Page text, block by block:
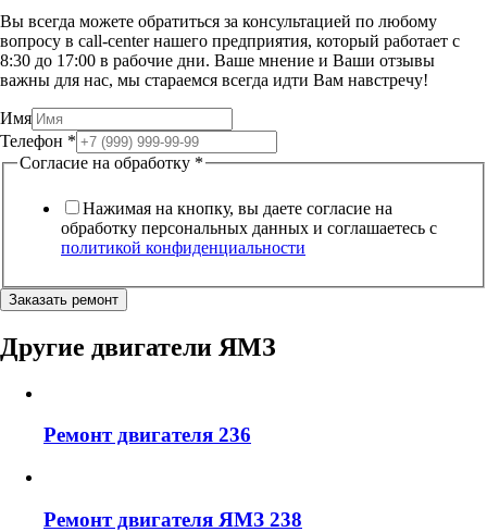
Вы всегда можете обратиться за консультацией по любому
вопросу в call-center нашего предприятия, который работает c
8:30 до 17:00 в рабочие дни. Ваше мнение и Ваши отзывы
важны для нас, мы стараемся всегда идти Вам навстречу!
Имя
Телефон *
Согласие на обработку *
Нажимая на кнопку, вы даете согласие на
обработку персональных данных и соглашаетесь c
политикой конфиденциальности
Заказать ремонт
Другие двигатели ЯМЗ
Ремонт двигателя 236
Ремонт двигателя ЯМЗ 238